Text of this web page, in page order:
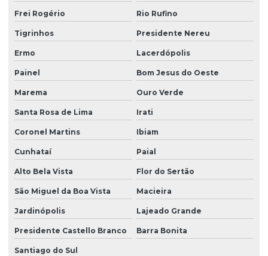
Frei Rogério Rio Rufino
Tigrinhos Presidente Nereu
Ermo Lacerdópolis
Painel Bom Jesus do Oeste
Marema Ouro Verde
Santa Rosa de Lima Irati
Coronel Martins Ibiam
Cunhataí Paial
Alto Bela Vista Flor do Sertão
São Miguel da Boa Vista Macieira
Jardinópolis Lajeado Grande
Presidente Castello Branco Barra Bonita
Santiago do Sul